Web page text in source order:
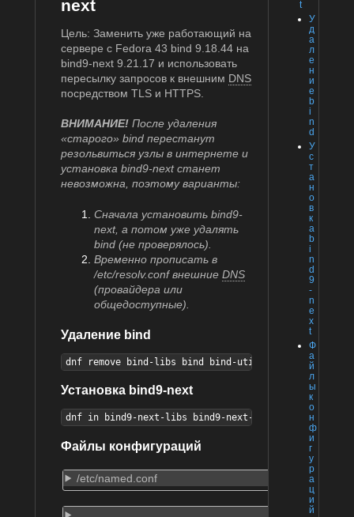
t
У
д
а
л
е
н
и
е
b
i
n
d
У
с
т
а
н
о
в
к
а
b
i
n
d
9
-
n
e
x
t
Ф
а
й
л
ы
к
о
н
ф
и
г
у
р
а
ц
и
й
next
Цель: Заменить уже работающий на
сервере с Fedora 43 bind 9.18.44 на
bind9-next 9.21.17 и использовать
пересылку запросов к внешним DNS
посредством TLS и HTTPS.
ВНИМАНИЕ! После удаления
«старого» bind перестанут
резольвиться узлы в интернете и
установка bind9-next станет
невозможна, поэтому варианты:
Сначала установить bind9-
next, а потом уже удалять
bind (не проверялось).
Временно прописать в
/etc/resolv.conf внешниеDNS
(провайдера или
общедоступные).
Удаление bind
dnf remove bind-libs bind bind-utils bind-dnssec-
Установка bind9-next
dnf in bind9-next-libs bind9-next-utils bind9-next-
Файлы конфигураций
/etc/named.conf